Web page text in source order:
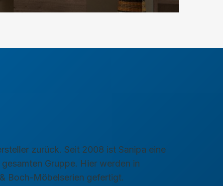
zurück. Seit 2008 ist Sanipa eine
Gruppe. Hier werden in
Boch-Möbelserien gefertigt.